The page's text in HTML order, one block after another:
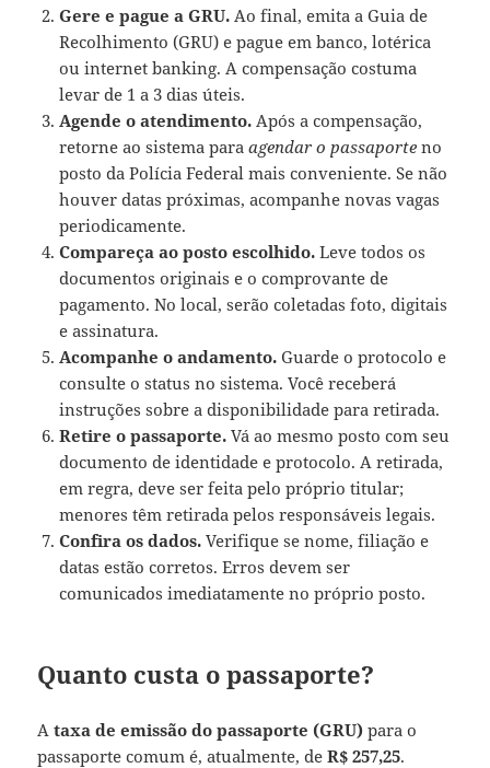
Gere e pague a GRU. Ao final, emita a Guia de
Recolhimento (GRU) e pague em banco, lotérica
ou internet banking. A compensação costuma
levar de 1 a 3 dias úteis.
Agende o atendimento. Após a compensação,
retorne ao sistema paraagendar o passaporte no
posto da Polícia Federal mais conveniente. Se não
houver datas próximas, acompanhe novas vagas
periodicamente.
Compareça ao posto escolhido. Leve todos os
documentos originais e o comprovante de
pagamento. No local, serão coletadas foto, digitais
e assinatura.
Acompanhe o andamento. Guarde o protocolo e
consulte o status no sistema. Você receberá
instruções sobre a disponibilidade para retirada.
Retire o passaporte. Vá ao mesmo posto com seu
documento de identidade e protocolo. A retirada,
em regra, deve ser feita pelo próprio titular;
menores têm retirada pelos responsáveis legais.
Confira os dados. Verifique se nome, filiação e
datas estão corretos. Erros devem ser
comunicados imediatamente no próprio posto.
Quanto custa o passaporte?
Ataxa de emissão do passaporte (GRU) para o
passaporte comum é, atualmente, deR$ 257,25.